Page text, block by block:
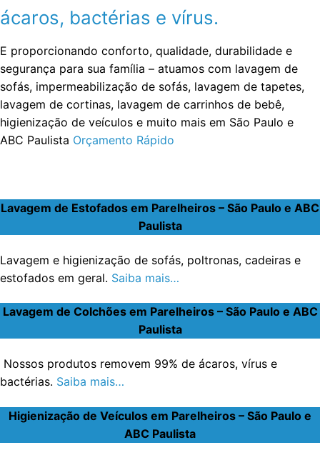
ácaros, bactérias e vírus.
E proporcionando conforto, qualidade, durabilidade e
segurança para sua família – atuamos com lavagem de
sofás, impermeabilização de sofás, lavagem de tapetes,
lavagem de cortinas, lavagem de carrinhos de bebê,
higienização de veículos e muito mais em São Paulo e
ABC Paulista Orçamento Rápido
Lavagem de Estofados em Parelheiros – São Paulo e ABC
Paulista
Lavagem e higienização de sofás, poltronas, cadeiras e
estofados em geral. Saiba mais…
Lavagem de Colchões em Parelheiros – São Paulo e ABC
Paulista
Nossos produtos removem 99% de ácaros, vírus e
bactérias. Saiba mais…
Higienização de Veículos em Parelheiros – São Paulo e
ABC Paulista